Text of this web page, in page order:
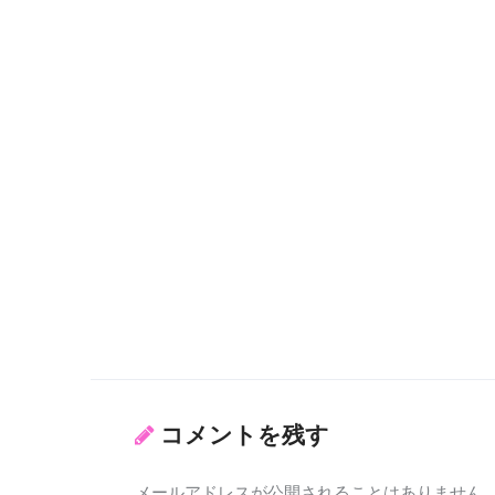
コメントを残す